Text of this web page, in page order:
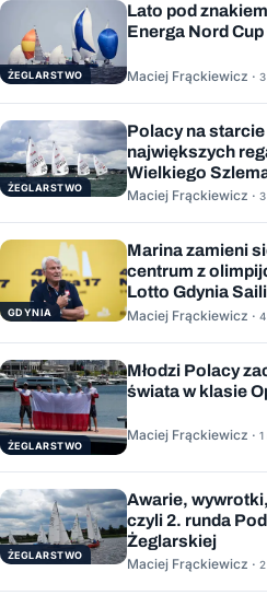
ŻEGLARSTWO
Lato pod
Energa Nord
Maciej Frąckiewicz ·
ŻEGLARSTWO
Polacy na
największych
Wielkiego
Maciej Frąckiewicz ·
GDYNIA
Marina zamieni
centrum z
Lotto Gdynia
Maciej Frąckiewicz ·
ŻEGLARSTWO
Młodzi Polacy
świata w klasie
Maciej Frąckiewicz ·
ŻEGLARSTWO
Awarie,
czyli 2. runda
Żeglarskiej
Maciej Frąckiewicz ·